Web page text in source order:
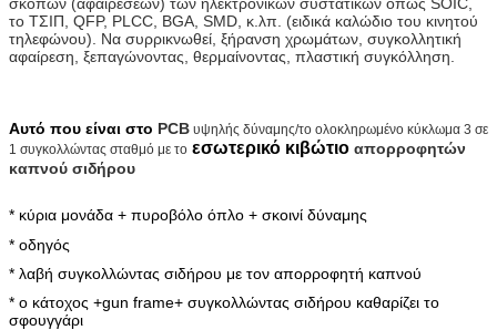
το ΤΣΙΠ, QFP, PLCC, BGA, SMD, κ.λπ. (ειδικά καλώδιο του κινητού
τηλεφώνου). Να συρρικνωθεί, ξήρανση χρωμάτων, συγκολλητική
αφαίρεση, ξεπαγώνοντας, θερμαίνοντας, πλαστική συγκόλληση.
Αυτό που είναι στο PCB υψηλής δύναμης/το ολοκληρωμένο κύκλωμα 3 σε
1 συγκολλώντας σταθμό με το εσωτερικό κιβώτιο απορροφητών
καπνού σιδήρου
* κύρια μονάδα + πυροβόλο όπλο + σκοινί δύναμης
* οδηγός
* λαβή συγκολλώντας σιδήρου με τον απορροφητή καπνού
* ο κάτοχος +gun frame+ συγκολλώντας σιδήρου καθαρίζει το
σφουγγάρι